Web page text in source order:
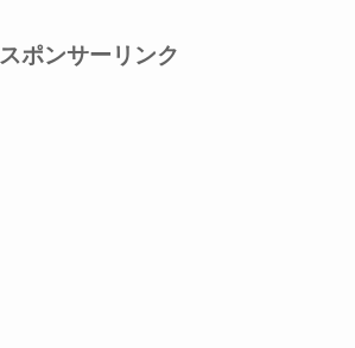
スポンサーリンク